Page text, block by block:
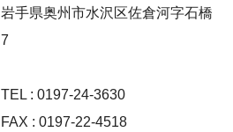
岩手県奥州市水沢区佐倉河字石橋
7
TEL : 0197-24-3630
FAX : 0197-22-4518